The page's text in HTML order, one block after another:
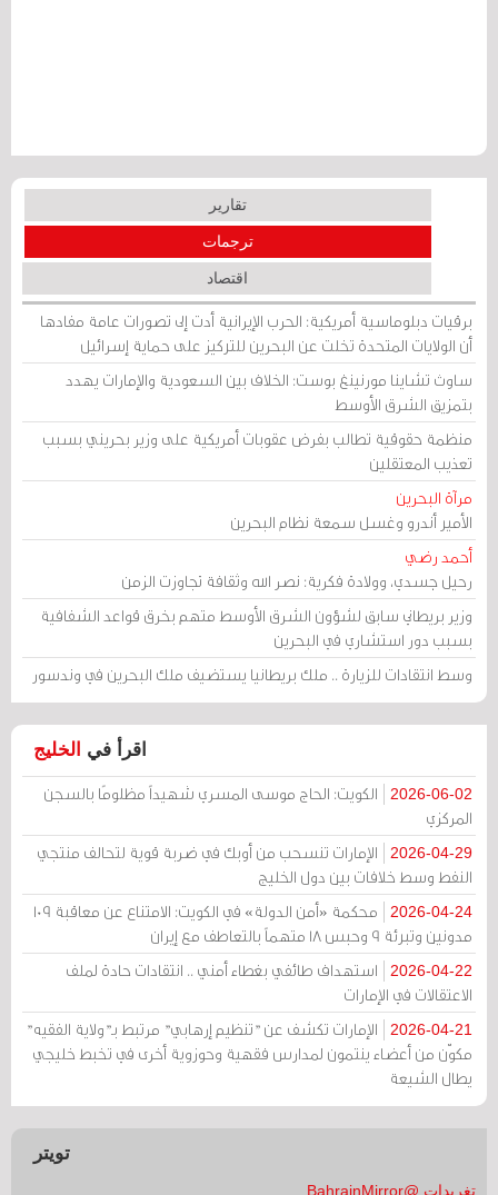
تقارير
ترجمات
اقتصاد
برقيات دبلوماسية أمريكية: الحرب الإيرانية أدت إلى تصورات عامة مفادها
أن الولايات المتحدة تخلت عن البحرين للتركيز على حماية إسرائيل
ساوث تشاينا مورنينغ بوست: الخلاف بين السعودية والإمارات يهدد
بتمزيق الشرق الأوسط
منظمة حقوقية تطالب بفرض عقوبات أمريكية على وزير بحريني بسبب
تعذيب المعتقلين
مرآة البحرين
الأمير أندرو وغسل سمعة نظام البحرين
أحمد رضي
رحيل جسدي، وولادة فكرية: نصر الله وثقافة تجاوزت الزمن
وزير بريطاني سابق لشؤون الشرق الأوسط متهم بخرق قواعد الشفافية
بسبب دور استشاري في البحرين
وسط انتقادات للزيارة .. ملك بريطانيا يستضيف ملك البحرين في وندسور
اقرأ في الخليج
2026-06-02
الكويت: الحاج موسى المسري شهيداً مظلومًا بالسجن
المركزي
2026-04-29
الإمارات تنسحب من أوبك في ضربة قوية لتحالف منتجي
النفط وسط خلافات بين دول الخليج
2026-04-24
محكمة «أمن الدولة» في الكويت: الامتناع عن معاقبة 109
مدونين وتبرئة 9 وحبس 18 متهماً بالتعاطف مع إيران
2026-04-22
استهداف طائفي بغطاء أمني .. انتقادات حادة لملف
الاعتقالات في الإمارات
2026-04-21
الإمارات تكشف عن "تنظيم إرهابي" مرتبط بـ"ولاية الفقيه"
مكوّن من أعضاء ينتمون لمدارس فقهية وحوزوية أخرى في تخبط خليجي
يطال الشيعة
تويتر
تغريدات @BahrainMirror